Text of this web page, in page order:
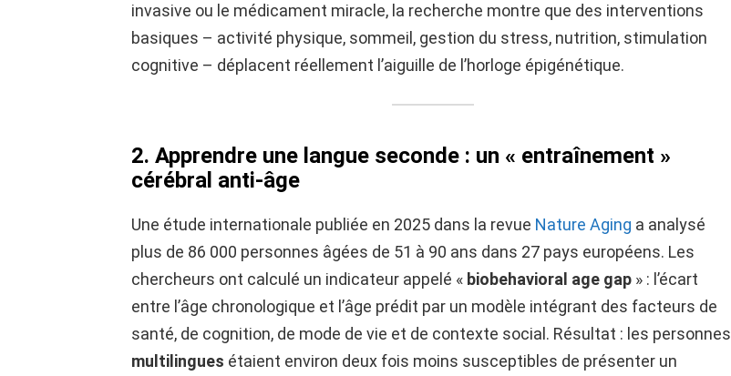
invasive ou le médicament miracle, la recherche montre que des interventions
basiques – activité physique, sommeil, gestion du stress, nutrition, stimulation
cognitive – déplacent réellement l’aiguille de l’horloge épigénétique.
2. Apprendre une langue seconde : un « entraînement »
cérébral anti-âge
Une étude internationale publiée en 2025 dans la revue Nature Aging a analysé
plus de 86 000 personnes âgées de 51 à 90 ans dans 27 pays européens. Les
chercheurs ont calculé un indicateur appelé « biobehavioral age gap » : l’écart
entre l’âge chronologique et l’âge prédit par un modèle intégrant des facteurs de
santé, de cognition, de mode de vie et de contexte social. Résultat : les personnes
multilingues étaient environ deux fois moins susceptibles de présenter un